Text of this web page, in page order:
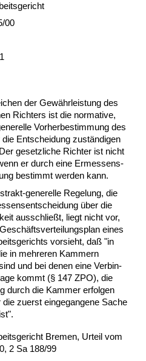
00
der Gewähr­leis­tung des
Rich­ters ist die nor­ma­ti­ve,
Vor­her­be­stim­mung des
die Ent­schei­dung zuständi­gen
ge­setz­li­che Rich­ter ist nicht
er durch ei­ne Er­mes­sens­
be­stimmt wer­den kann.
ge­ne­rel­le Re­ge­lung, die
über die
aus­sch­ließt, liegt nicht vor,
ei­nes
vor­sieht, daß "in
in meh­re­ren Kam­mern
und bei de­nen ei­ne Ver­bin­
kommt (§ 147 ZPO), die
durch die Kam­mer er­fol­gen
die zu­erst ein­ge­gan­ge­ne Sa­che
Bremen, Urteil vom
2 Sa 188/99